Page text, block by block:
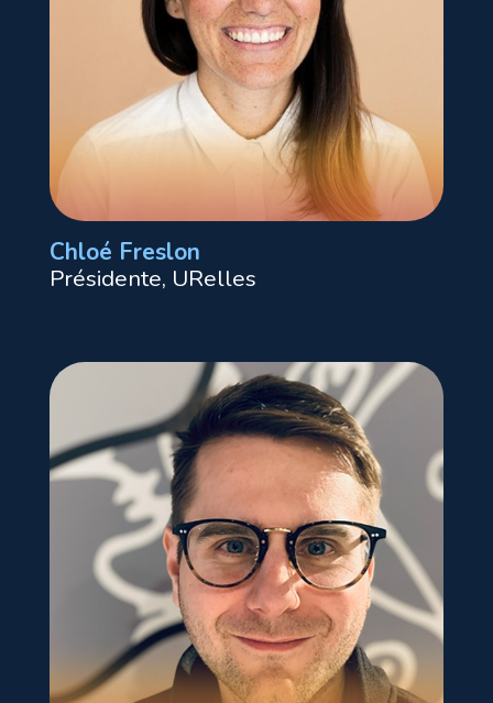
Chloé Freslon
Présidente, URelles